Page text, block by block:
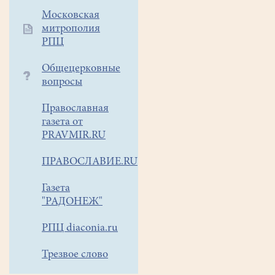
Московская
митрополия
РПЦ
Общецерковные
вопросы
Православная
газета от
PRAVMIR.RU
ПРАВОСЛАВИЕ.RU
Газета
"РАДОНЕЖ"
РПЦ diaconia.ru
Трезвое слово